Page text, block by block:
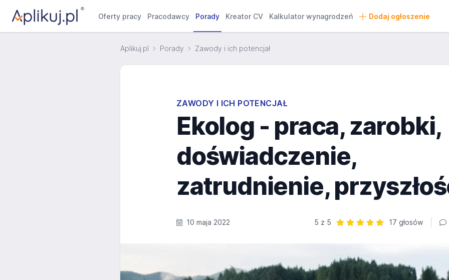
Oferty pracy Pracodawcy Porady Kreator CV Kalkulator wynagrodzeń Dodaj ogłoszenie
Aplikuj.pl Porady Zawody i ich potencjał
ZAWODY I ICH POTENCJAŁ
Ekolog - praca, zarobki,
doświadczenie,
zatrudnienie,
10 maja 2022
5 z 5
17 głosów